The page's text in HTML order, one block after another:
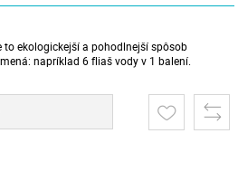
to ekologickejší a pohodlnejší spôsob
napríklad 6 fliaš vody v 1 balení.